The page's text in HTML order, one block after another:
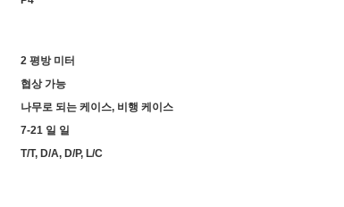
2 평방 미터
협상 가능
나무로 되는 케이스, 비행 케이스
7-21 일 일
T/T, D/A, D/P, L/C